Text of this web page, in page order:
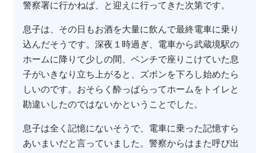
警察署に行かねば、と迎えに行ってきた次第です。
息子は、その日もお酒を大量に飲んで最終電車に乗り
込んだそうです。深夜１時過ぎ、電車から武蔵境駅の
ホームに降りて少しの間、ベンチで座りこけていた息
子がいきなり立ち上がると、ズボンを下ろし始めたら
しいのです。おそらく酔っぱらってホームをトイレと
勘違いしたのではないかということでした。
息子は全く記憶にないそうで、電車に乗った記憶すら
あいまいだと言っていました。警察からはまた呼び出